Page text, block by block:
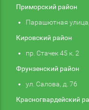
Приморский район
Парашютная
Кировский район
пр. Стачек 45 к. 2
Фрунзенский район
ул. Салова, д. 76
Красногвардейский